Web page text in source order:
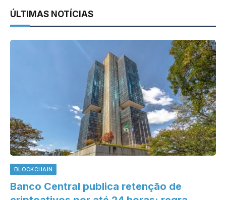
ÚLTIMAS NOTÍCIAS
BLOCKCHAIN
Banco Central publica retenção de